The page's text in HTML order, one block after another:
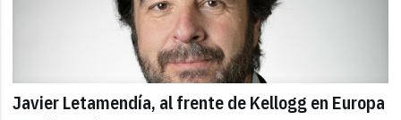
Javier Letamendía, al frente de Kellogg en Europa